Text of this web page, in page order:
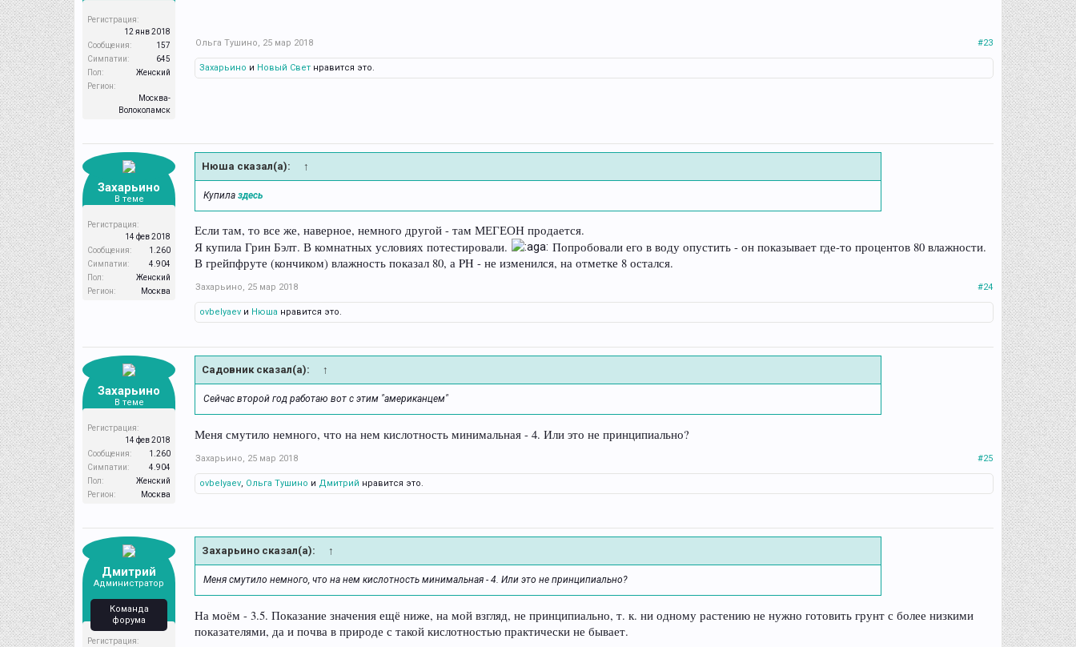
Регистрация:
12 янв 2018
Сообщения:
157
Симпатии:
645
Пол:
Женский
Регион:
Москва-
Волоколамск
Ольга Тушино, 25 мар 2018 #23
Захарьино и Новый Свет нравится это.
Захарьино
В теме
Регистрация:
14 фев 2018
Сообщения:
1.260
Симпатии:
4.904
Пол:
Женский
Регион:
Москва
Нюша сказал(а): ↑
Купила здесь
Если там, то все же, наверное, немного другой - там МЕГЕОН продается.
Я купила Грин Бэлт. В комнатных условиях потестировали.
Попробовали его в воду опустить - он показывает где-то процентов 80 влажности.
В грейпфруте (кончиком) влажность показал 80, а PH - не изменился, на отметке 8 остался.
Захарьино, 25 мар 2018 #24
ovbelyaev и Нюша нравится это.
Захарьино
В теме
Регистрация:
14 фев 2018
Сообщения:
1.260
Симпатии:
4.904
Пол:
Женский
Регион:
Москва
Садовник сказал(а): ↑
Сейчас второй год работаю вот с этим "американцем"
Меня смутило немного, что на нем кислотность минимальная - 4. Или это не принципиально?
Захарьино, 25 мар 2018 #25
ovbelyaev, Ольга Тушино и Дмитрий нравится это.
Дмитрий
Администратор
Команда
форума
Регистрация:
Захарьино сказал(а): ↑
Меня смутило немного, что на нем кислотность минимальная - 4. Или это не принципиально?
На моём - 3.5. Показание значения ещё ниже, на мой взгляд, не принципиально, т. к. ни одному растению не нужно готовить грунт с более низкими
показателями, да и почва в природе с такой кислотностью практически не бывает.